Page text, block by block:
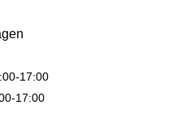
17:00
17:00